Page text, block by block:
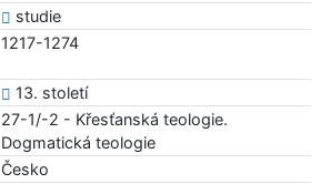
studie
1217-1274
13. století
27-1/-2 - Křesťanská teologie.
Dogmatická teologie
Česko